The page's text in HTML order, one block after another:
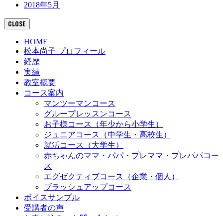
2018年5月
CLOSE
HOME
松本尚子 プロフィール
経歴
実績
教室概要
コース案内
マンツーマンコース
グループレッスンコース
お子様コース（年少から小学生）
ジュニアコース（中学生・高校生）
就活コース（大学生）
赤ちゃんのママ・パパ・プレママ・プレパパコー
ス
エグゼクティブコース（企業・個人）
ブラッシュアップコース
ボイスサンプル
受講者の声